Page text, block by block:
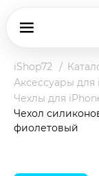
iShop72
Аксессуары для
Чехлы для
Чехол
фиолетовый